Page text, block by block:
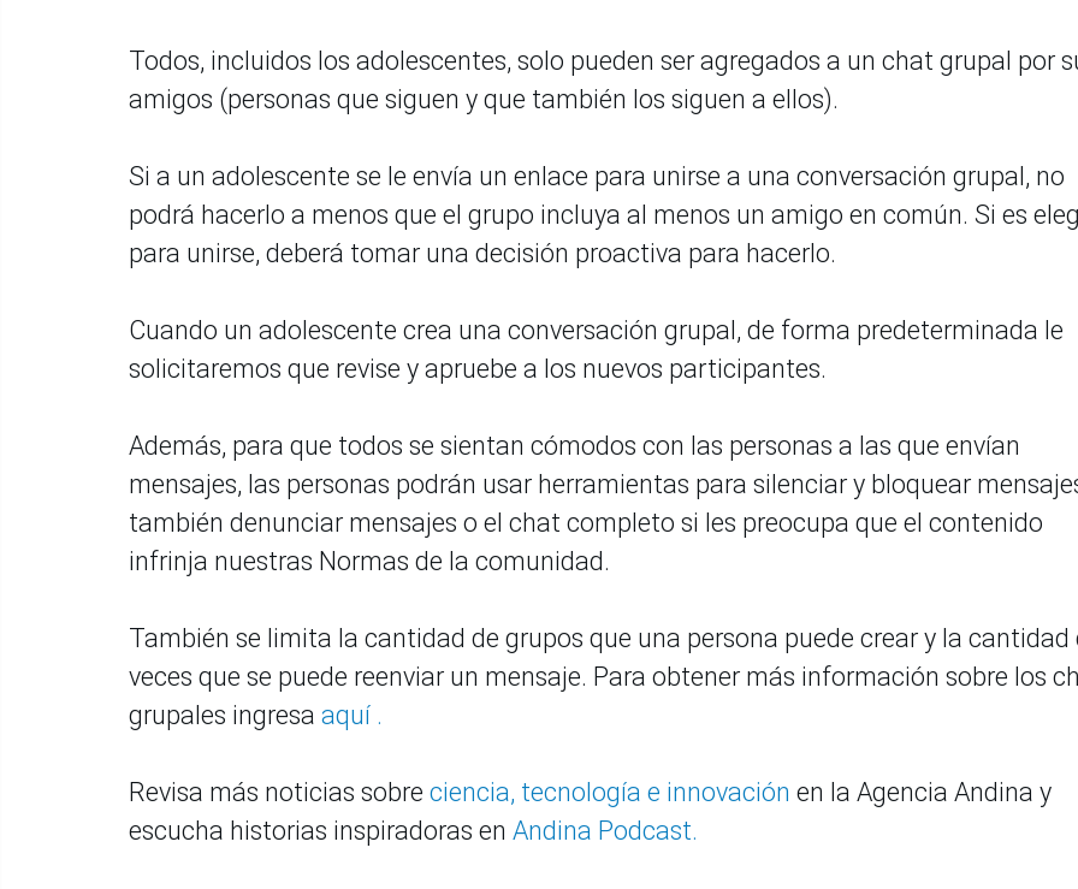
Todos, incluidos los adolescentes, solo pueden ser agregados a un chat grupal por
amigos (personas que siguen y que también los siguen a ellos).
Si a un adolescente se le envía un enlace para unirse a una conversación grupal, no
podrá hacerlo a menos que el grupo incluya al menos un amigo en común. Si es
para unirse, deberá tomar una decisión proactiva para hacerlo.
Cuando un adolescente crea una conversación grupal, de forma predeterminada le
solicitaremos que revise y apruebe a los nuevos participantes.
Además, para que todos se sientan cómodos con las personas a las que envían
mensajes, las personas podrán usar herramientas para silenciar y bloquear
también denunciar mensajes o el chat completo si les preocupa que el contenido
infrinja nuestras Normas de la comunidad.
También se limita la cantidad de grupos que una persona puede crear y la cantidad
veces que se puede reenviar un mensaje. Para obtener más información sobre los
grupales ingresa aquí .
Revisa más noticias sobre ciencia, tecnología e innovación en la Agencia Andina y
escucha historias inspiradoras en Andina Podcast.